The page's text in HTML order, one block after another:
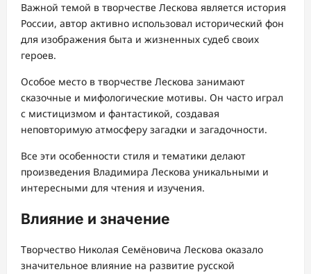
Важной темой в творчестве Лескова является история
России, автор активно использовал исторический фон
для изображения быта и жизненных судеб своих
героев.
Особое место в творчестве Лескова занимают
сказочные и мифологические мотивы. Он часто играл
с мистицизмом и фантастикой, создавая
неповторимую атмосферу загадки и загадочности.
Все эти особенности стиля и тематики делают
произведения Владимира Лескова уникальными и
интересными для чтения и изучения.
Влияние и значение
Творчество Николая Семёновича Лескова оказало
значительное влияние на развитие русской